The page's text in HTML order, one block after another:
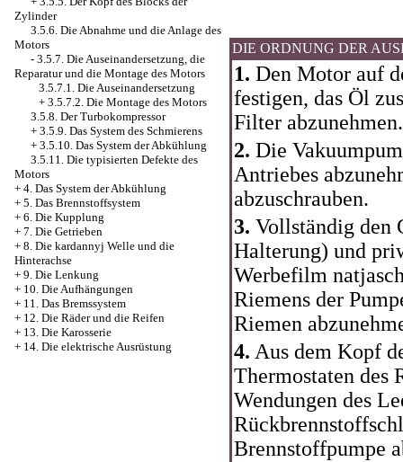
Zylinder
3.5.6. Die Abnahme und die Anlage des
Motors
- 3.5.7. Die Auseinandersetzung, die
Reparatur und die Montage des Motors
3.5.7.1. Die Auseinandersetzung
+ 3.5.7.2. Die Montage des Motors
3.5.8. Der Turbokompressor
+ 3.5.9. Das System des Schmierens
+ 3.5.10. Das System der Abkühlung
3.5.11. Die typisierten Defekte des
Motors
+ 4. Das System der Abkühlung
+ 5. Das Brennstoffsystem
+ 6. Die Kupplung
+ 7. Die Getrieben
+ 8. Die kardannyj Welle und die
Hinterachse
+ 9. Die Lenkung
+ 10. Die Aufhängungen
+ 11. Das Bremssystem
+ 12. Die Räder und die Reifen
+ 13. Die Karosserie
+ 14. Die elektrische Ausrüstung
DIE ORDNUNG DER
1. Den Motor auf
festigen, das Öl
Filter abzunehmen.
2. Die
Antriebes
abzuschrauben.
3. Vollständig den
Halterung) und
Werbefilm
Riemens der
Riemen
4. Aus dem Kopf
Thermostaten des
Wendungen des
Brennstoffpumpe